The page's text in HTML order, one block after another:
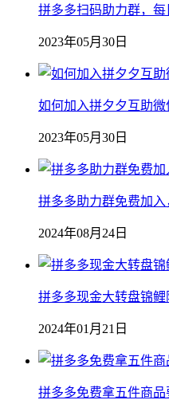
拼多多扫码助力群，
2023年05月30日
如何加入拼夕夕互助
2023年05月30日
拼多多助力群免费加入
2024年08月24日
拼多多现金大转盘锦鲤
2024年01月21日
拼多多免费拿五件商品